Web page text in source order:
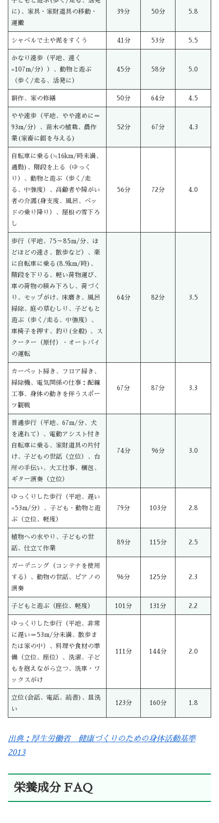
に)、家具・家財道具の移動・
運搬
39分 50分 5.8
シャベルで土や泥をすくう 41分 53分 5.5
かなり速歩（平地、速く
=107m/分））、動物と遊ぶ
（歩く/走る、活発に）
45分 58分 5.0
耕作、家の修繕 50分 64分 4.5
やや速歩（平地、やや速めに＝
93m/分）、苗木の植栽、農作
業(家畜に餌を与える)
52分 67分 4.3
自転車に乗る(≒16km/時未満、
通勤)、階段を上る（ゆっく
り）、動物と遊ぶ（歩く/走
る、中強度）、高齢者や障がい
者の介護(身支度、風呂、ベッ
ドの乗り降り）、屋根の雪下ろ
し
56分 72分 4.0
歩行（平地、75～85m/分、ほ
どほどの速さ、散歩など）、楽
に自転車に乗る(8.9km/時)、
階段を下りる、軽い荷物運び、
車の荷物の積み下ろし、荷づく
り、モップがけ、床磨き、風呂
掃除、庭の草むしり、子どもと
遊ぶ（歩く/走る、中強度）、
車椅子を押す、釣り(全般) 、ス
クーター（原付）・オートバイ
の運転
64分 82分 3.5
カーペット掃き、フロア掃き、
掃除機、電気関係の仕事：配線
工事、身体の動きを伴うスポー
ツ観戦
67分 87分 3.3
普通歩行（平地、67m/分、犬
を連れて）、電動アシスト付き
自転車に乗る、家財道具の片付
け、子どもの世話（立位）、台
所の手伝い、大工仕事、梱包、
ギター演奏（立位）
74分 96分 3.0
ゆっくりした歩行（平地、遅い
=53m/分）、子ども・動物と遊
ぶ（立位、軽度）
79分 103分 2.8
植物への水やり、子どもの世
話、仕立て作業
89分 115分 2.5
ガーデニング（コンテナを使用
する）、動物の世話、ピアノの
演奏
96分 125分 2.3
子どもと遊ぶ（座位、軽度） 101分 131分 2.2
ゆっくりした歩行（平地、非常
に遅い＝53m/分未満、散歩ま
たは家の中）、料理や食材の準
備（立位、座位）、洗濯、子ど
もを抱えながら立つ、洗車・ワ
ックスがけ
111分 144分 2.0
立位(会話、電話、読書)、皿洗
い
123分 160分 1.8
出典：厚生労働省 健康づくりのための身体活動基準
2013
栄養成分 FAQ